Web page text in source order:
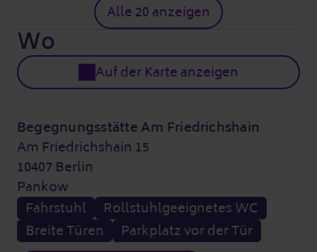
Alle 20 anzeigen
Wo
Auf der Karte anzeigen
Begegnungsstätte Am Friedrichshain
Am Friedrichshain 15
10407 Berlin
Pankow
Fahrstuhl
Rollstuhlgeeignetes WC
Breite Türen
Parkplatz vor der Tür